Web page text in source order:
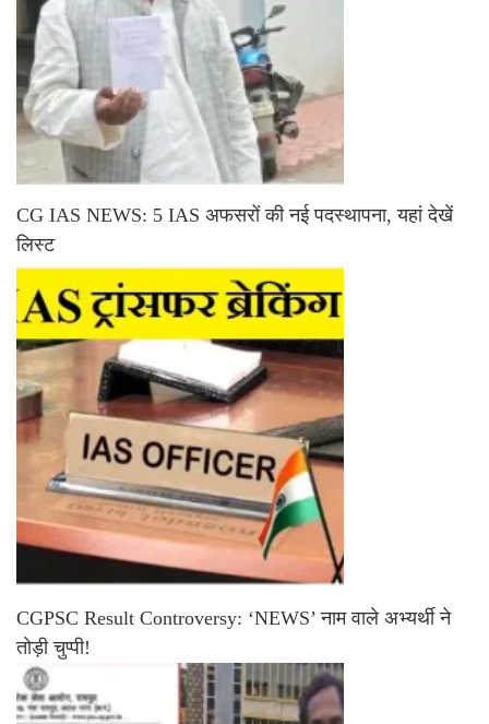
CG IAS NEWS: 5 IAS अफसरों की नई पदस्थापना, यहां देखें
लिस्ट
CGPSC Result Controversy: ‘NEWS’ नाम वाले अभ्यर्थी ने
तोड़ी चुप्पी!